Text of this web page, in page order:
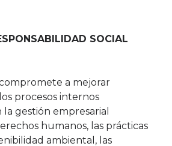
SOCIAL
compromete a mejorar
procesos internos
gestión empresarial
humanos, las prácticas
ambiental, las